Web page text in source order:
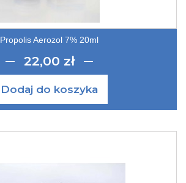
Propolis Aerozol 7% 20ml
22,00 zł
Dodaj do koszyka